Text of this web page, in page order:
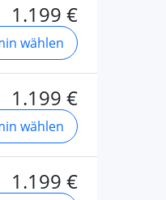
1.199 €
wählen
1.199 €
wählen
1.199 €